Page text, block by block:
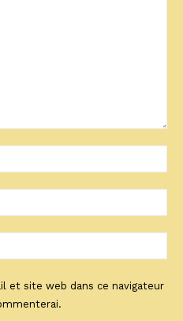
:*
:*
:
et site web dans ce navigateur